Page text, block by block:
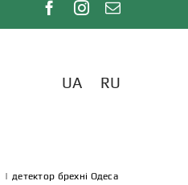
UA RU
| детектор брехні Одеса